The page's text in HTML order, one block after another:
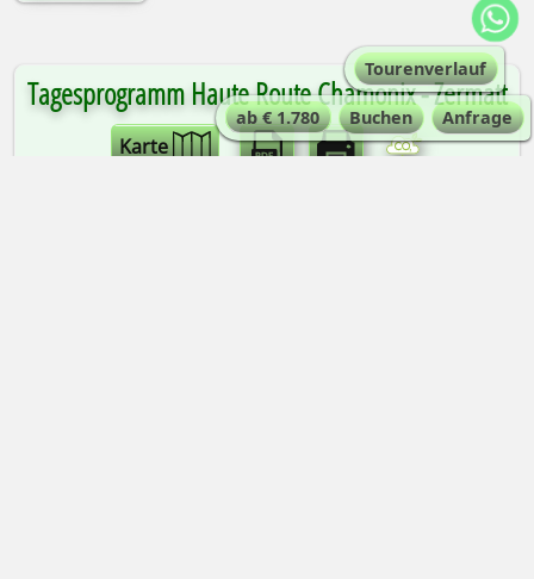
ab € 1.780 Buchen Anfrage
Tourenverlauf
Tagesprogramm Haute Route Chamonix - Zermatt
Karte